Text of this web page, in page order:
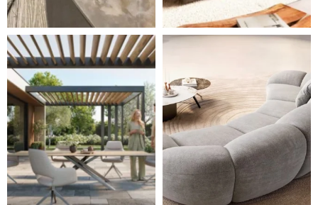
Styl, odolnost a společné chvíle pod širým nebem.
Ne každá pohovka je jen